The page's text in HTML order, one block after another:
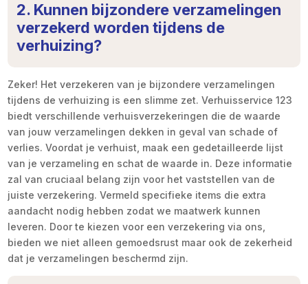
2. Kunnen bijzondere verzamelingen
verzekerd worden tijdens de
verhuizing?
Zeker! Het verzekeren van je bijzondere verzamelingen
tijdens de verhuizing is een slimme zet. Verhuisservice 123
biedt verschillende verhuisverzekeringen die de waarde
van jouw verzamelingen dekken in geval van schade of
verlies. Voordat je verhuist, maak een gedetailleerde lijst
van je verzameling en schat de waarde in. Deze informatie
zal van cruciaal belang zijn voor het vaststellen van de
juiste verzekering. Vermeld specifieke items die extra
aandacht nodig hebben zodat we maatwerk kunnen
leveren. Door te kiezen voor een verzekering via ons,
bieden we niet alleen gemoedsrust maar ook de zekerheid
dat je verzamelingen beschermd zijn.